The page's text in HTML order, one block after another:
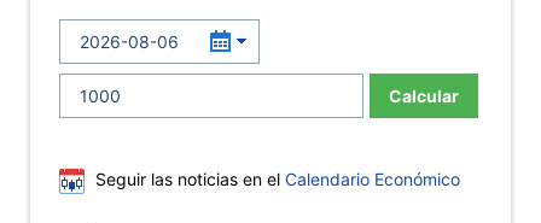
Calcular
Seguir las noticias en el Calendario Económico